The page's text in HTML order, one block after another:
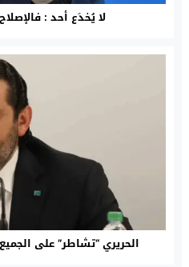
لا يُخدَع أحد :
الحريري “تشاطر” على